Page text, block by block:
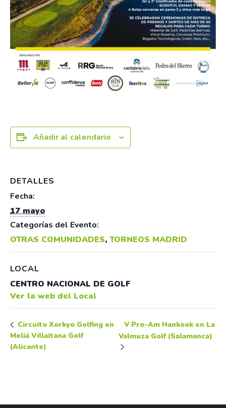
Añadir al calendario
DETALLES
Fecha:
17 mayo
Categorías del Evento:
OTRAS COMUNIDADES, TORNEOS MADRID
LOCAL
CENTRO NACIONAL DE GOLF
Ver la web del Local
Circuito Xorkyo Golfing en
Meliá Villaitana Golf
(Alicante)
V Pro-Am Hankook en La
Valmuza Golf (Salamanca)